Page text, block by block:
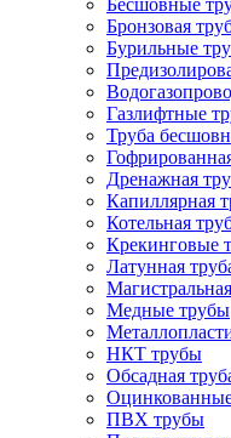
Бесшовные
Бронзовая
Бурильные
Газлифтные
Труба
Дренажная
Капиллярная
Котельная
Крекинговые
Латунная
Медные трубы
НКТ трубы
Обсадная
ПВХ трубы